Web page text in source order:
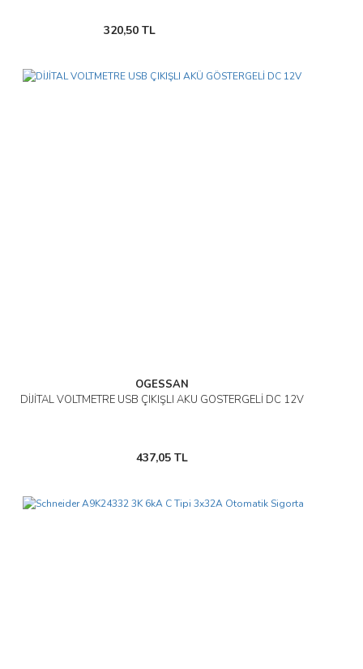
320,50 TL
OGESSAN
DİJİTAL VOLTMETRE USB ÇIKIŞLI AKÜ GÖSTERGELİ DC 12V
437,05 TL